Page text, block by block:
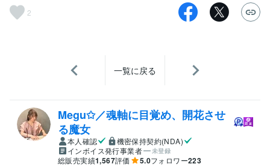
2
一覧に戻る
Megu✩／魂軸に目覚め、開花させ
る魔女
本人確認
機密保持契約(NDA)
インボイス発行事業者
未登録
総販売実績1,567評価 5.0フォロワー223